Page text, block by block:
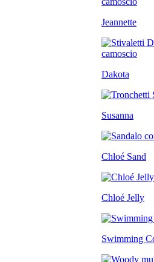
Jeannette
Dakota
Susanna
Chloé Sand
Chloé Jelly
Swimming